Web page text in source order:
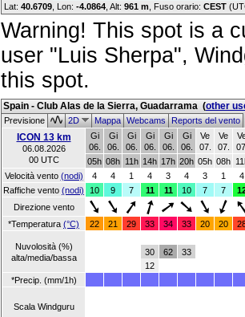
Lat: 40.6709 , Lon: -4.0864 Alt: 961 m , Fuso orario: CEST
Warning! This spot is a
user "Luis Sherpa",
this spot.
Spain - Club Alas de la Sierra, Guadarrama (other
Previsione 2D MappaWebcamsReports del vento
ICON 13 km
06.08.2026
00 UTC
Gi
06.
Gi
06.
Gi
06.
Gi
06.
Gi
06.
Gi
06.
Ve
07.
Ve
07.
05h 08h 11h 14h 17h 20h 05h 08h
Velocità vento (nodi) 4 4 1 4 3 4 3 1
4
Raffiche vento (nodi) 10 9 7 11 11 10 7 7
Direzione vento
*Temperatura (°C) 22 21 29 33 34 33 20 20
Nuvolosità (%)
alta/media/bassa
30
12
62 33
*Precip. (mm/1h)
Scala Windguru